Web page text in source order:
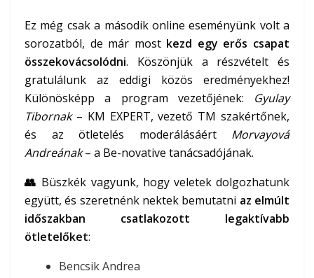
Ez még csak a második online eseményünk volt a
sorozatból, de már most kezd egy erős csapat
összekovácsolódni. Köszönjük a részvételt és
gratulálunk az eddigi közös eredményekhez!
Különösképp a program vezetőjének: Gyulay
Tibornak– KM EXPERT, vezető TM szakértőnek,
és az ötletelés moderálásáért Morvayová
Andreának– a Be-novative tanácsadójának.
👥 Büszkék vagyunk, hogy veletek dolgozhatunk
együtt, és szeretnénk nektek bemutatni az elmúlt
időszakban csatlakozott legaktívabb
ötletelőket:
Bencsik Andrea